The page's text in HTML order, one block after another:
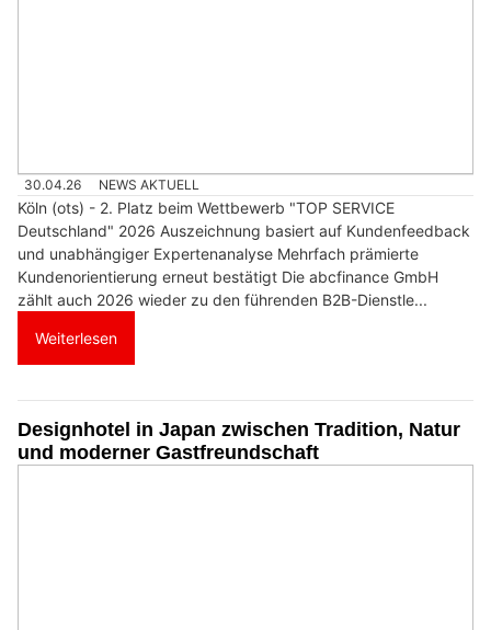
30.04.26 NEWS AKTUELL
Köln (ots) - 2. Platz beim Wettbewerb "TOP SERVICE
Deutschland" 2026 Auszeichnung basiert auf Kundenfeedback
und unabhängiger Expertenanalyse Mehrfach prämierte
Kundenorientierung erneut bestätigt Die abcfinance GmbH
zählt auch 2026 wieder zu den führenden B2B-Dienstle...
Weiterlesen
Designhotel in Japan zwischen Tradition, Natur
und moderner Gastfreundschaft